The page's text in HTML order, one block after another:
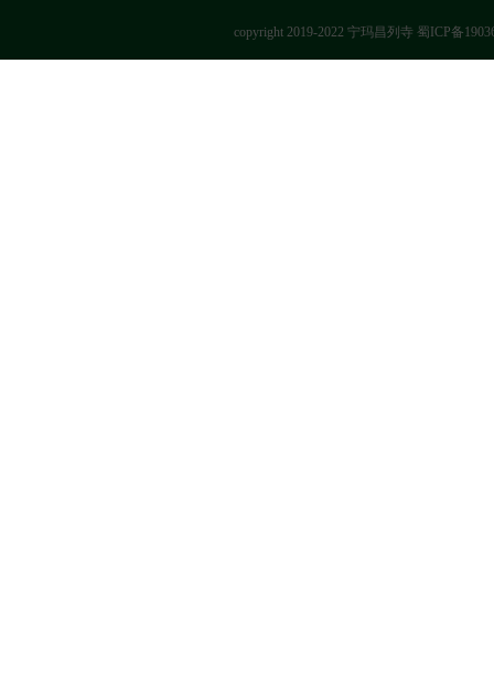
copyright 2019-2022 宁玛昌列寺 蜀ICP备